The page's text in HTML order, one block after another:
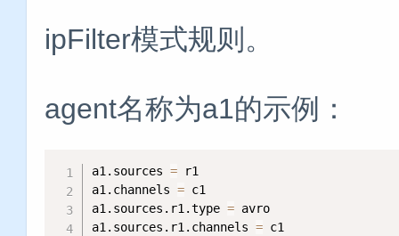
ipFilter模式规则。
agent名称为a1的示例：
a1.sources = r1
a1.channels = c1
a1.sources.r1.type = avro
a1.sources.r1.channels = c1